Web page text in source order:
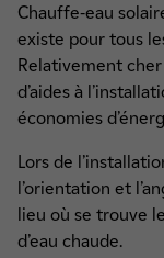
Chauffe-eau
existe pour tous
Relativement
d’aides à
économies
Lors de
l’orientation et
lieu où se trouve
d’eau chaude.